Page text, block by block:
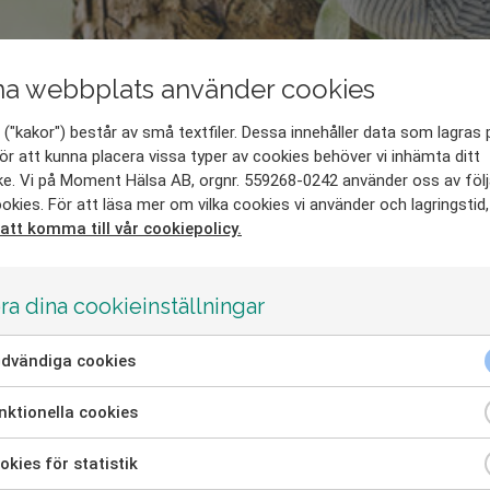
webbplats använder cookies
består av små textfiler. Dessa innehåller data som lagras
att kunna placera vissa typer av cookies behöver vi inhämta ditt
Vi på Moment Hälsa AB, orgnr. 559268-0242 använder oss av
För att läsa mer om vilka cookies vi använder och lagringstid,
komma till vår cookiepolicy.
dina cookieinställningar
cookies
cookies
för statistik